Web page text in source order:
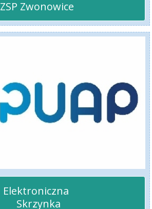
ZSP Zwonowice
Elektroniczna